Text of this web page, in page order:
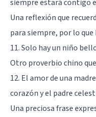
siempre estará contigo
Una reflexión que
para siempre, por lo
11. Solo hay un niño
Otro proverbio chino
12. El amor de una
corazón y el padre
Una preciosa frase